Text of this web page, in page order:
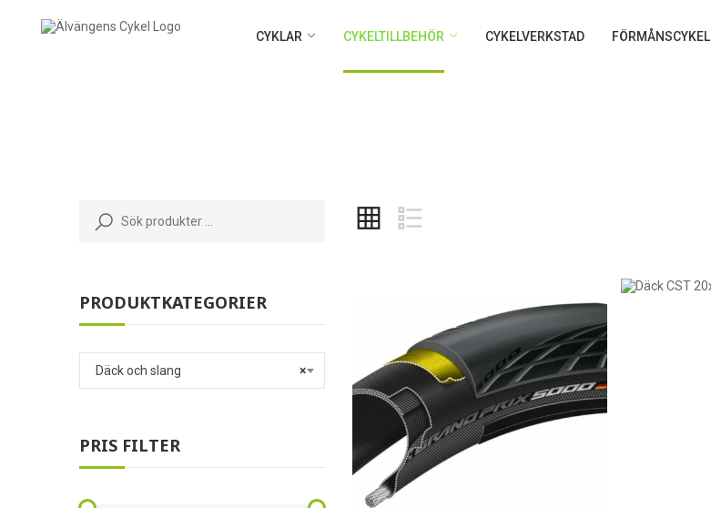
CYKLAR CYKELTILLBEHÖR CYKELVERKSTAD FÖRMÅNSCYKEL
PRODUKTKATEGORIER
×
Däck och slang
PRIS FILTER